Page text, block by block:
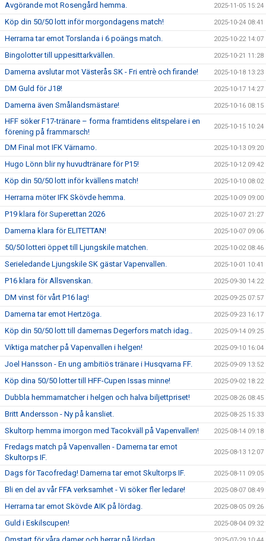
Avgörande mot Rosengård hemma. 2025-11-05 15:24
Köp din 50/50 lott inför morgondagens match! 2025-10-24 08:41
Herrarna tar emot Torslanda i 6 poängs match. 2025-10-22 14:07
Bingolotter till uppesittarkvällen. 2025-10-21 11:28
Damerna avslutar mot Västerås SK - Fri entrè och firande! 2025-10-18 13:23
DM Guld för J18! 2025-10-17 14:27
Damerna även Smålandsmästare! 2025-10-16 08:15
HFF söker F17-tränare – forma framtidens elitspelare i en
förening på frammarsch!
2025-10-15 10:24
DM Final mot IFK Värnamo. 2025-10-13 09:20
Hugo Lönn blir ny huvudtränare för P15! 2025-10-12 09:42
Köp din 50/50 lott inför kvällens match! 2025-10-10 08:02
Herrarna möter IFK Skövde hemma. 2025-10-09 09:00
P19 klara för Superettan 2026 2025-10-07 21:27
Damerna klara för ELITETTAN! 2025-10-07 09:06
50/50 lotteri öppet till Ljungskile matchen. 2025-10-02 08:46
Serieledande Ljungskile SK gästar Vapenvallen. 2025-10-01 10:41
P16 klara för Allsvenskan. 2025-09-30 14:22
DM vinst för vårt P16 lag! 2025-09-25 07:57
Damerna tar emot Hertzöga. 2025-09-23 16:17
Köp din 50/50 lott till damernas Degerfors match idag.. 2025-09-14 09:25
Viktiga matcher på Vapenvallen i helgen! 2025-09-10 16:04
Joel Hansson - En ung ambitiös tränare i Husqvarna FF. 2025-09-09 13:52
Köp dina 50/50 lotter till HFF-Cupen Issas minne! 2025-09-02 18:22
Dubbla hemmamatcher i helgen och halva biljettpriset! 2025-08-26 08:45
Britt Andersson - Ny på kansliet. 2025-08-25 15:33
Skultorp hemma imorgon med Tacokväll på Vapenvallen! 2025-08-14 09:18
Fredags match på Vapenvallen - Damerna tar emot
Skultorps IF.
2025-08-13 12:07
Dags för Tacofredag! Damerna tar emot Skultorps IF. 2025-08-11 09:05
Bli en del av vår FFA verksamhet - Vi söker fler ledare! 2025-08-07 08:49
Herrarna tar emot Skövde AIK på lördag. 2025-08-05 09:26
Guld i Eskilscupen! 2025-08-04 09:32